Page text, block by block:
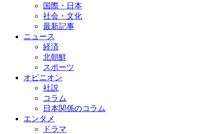
国際・日本
社会・文化
最新記事
ニュース
経済
北朝鮮
スポーツ
オピニオン
社説
コラム
日本関係のコラム
エンタメ
ドラマ